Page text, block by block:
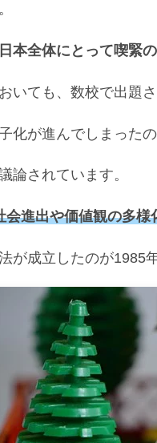
本全体にとって喫緊
いても、数校で出題
化が進んでしまったの
論されています。
会進出や価値観の多様
が成立したのが1985